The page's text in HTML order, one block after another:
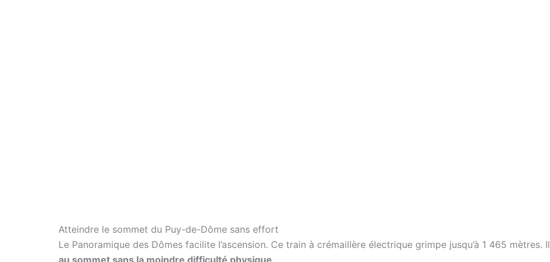
Atteindre le sommet du Puy-de-Dôme sans effort
Le Panoramique des Dômes facilite l’ascension. Ce train à crémaillère électrique grimpe jusqu’à 1 465 mètres. Il